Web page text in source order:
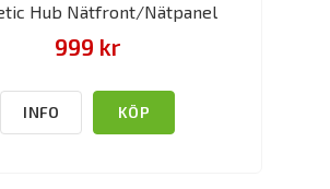
Hub Nätfront/Nätpanel
999 kr
INFO KÖP